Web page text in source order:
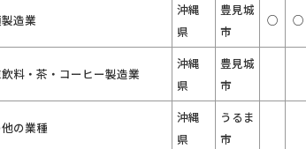
造業
沖縄
県
豊見城
市
○ ○
料・茶・コーヒー製造業
沖縄
県
豊見城
市
の業種
沖縄
県
うるま
市